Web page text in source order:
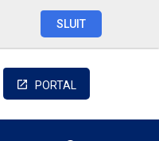
SLUIT
PORTAL